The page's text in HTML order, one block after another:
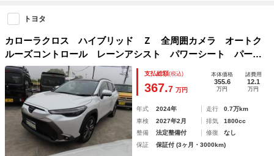
トヨタ
カローラクロス ハイブリッド Ｚ 全周囲カメラ オートク
ルーズコントロール レーンアシスト パワーシート パーク
アシスト 衝突被害軽減システム ナビ オートライト ＬＥ
Ｄヘッドランプ ヘッドライトウォッシャー 電動リアゲート
支払総額(税込)
367.7 万円
本体価格
355.6
万円
諸費用
12.1
万円
年式 2024年 走行
0.7万km
車検
2027年2月 排気
1800cc
整備
法定整備付 修復
なし
保証
保証付 (3ヶ月・3000km)